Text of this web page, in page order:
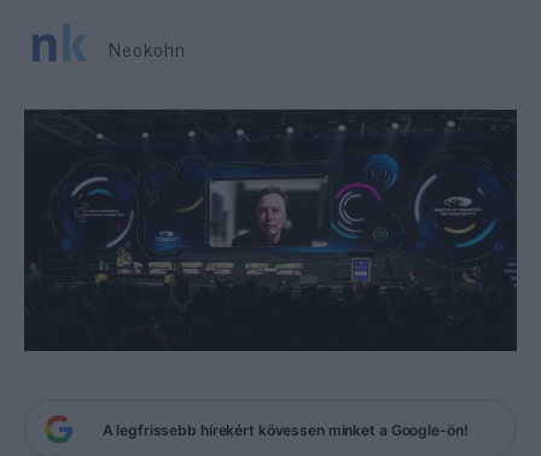
Neokohn
A legfrissebb hírekért kövessen minket a Google-ön!